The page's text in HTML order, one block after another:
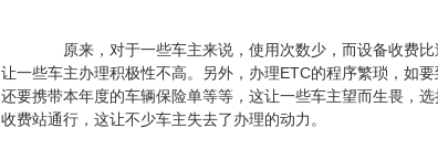
原来，对于一些车主来说，使用次数少，而设备收费比
让一些车主办理积极性不高。另外，办理ETC的程序繁琐，如
还要携带本年度的车辆保险单等等，这让一些车主望而生畏，
收费站通行，这让不少车主失去了办理的动力。